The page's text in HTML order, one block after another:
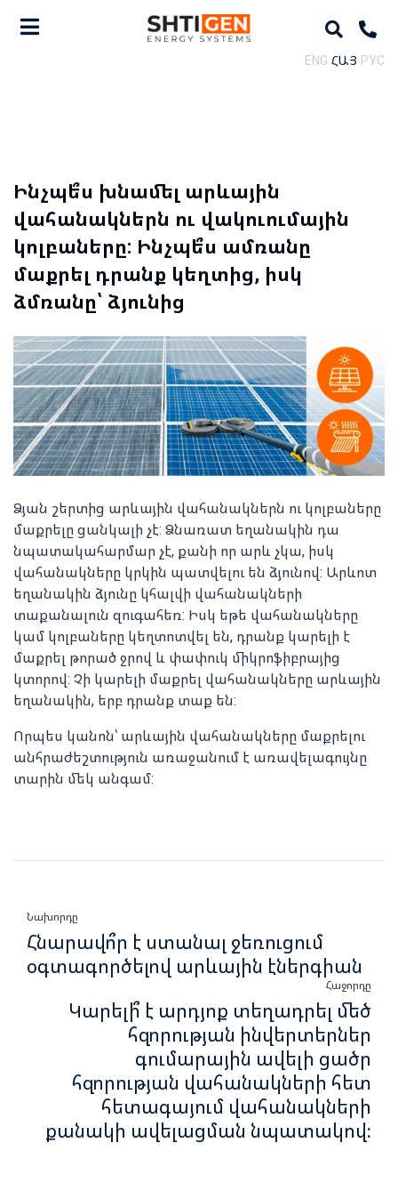
ENG ՀԱՅ РУС
Ինչպե՞ս խնամել արևային
վահանակներն ու վակուումային
կոլբաները: Ինչպե՞ս ամռանը
մաքրել դրանք կեղտից, իսկ
ձմռանը՝ ձյունից
Ձյան շերտից արևային վահանակներն ու կոլբաները
մաքրելը ցանկալի չէ: Ձնառատ եղանակին դա
նպատակահարմար չէ, քանի որ արև չկա, իսկ
վահանակները կրկին պատվելու են ձյունով: Արևոտ
եղանակին ձյունը կհալվի վահանակների
տաքանալուն զուգահեռ: Իսկ եթե վահանակները
կամ կոլբաները կեղտոտվել են, դրանք կարելի է
մաքրել թորած ջրով և փափուկ միկրոֆիբրայից
կտորով: Չի կարելի մաքրել վահանակները արևային
եղանակին, երբ դրանք տաք են:
Որպես կանոն՝ արևային վահանակները մաքրելու
անհրաժեշտություն առաջանում է առավելագույնը
տարին մեկ անգամ:
Նախորդը
Հնարավո՞ր է ստանալ ջեռուցում
օգտագործելով արևային էներգիան
Հաջորդը
Կարելի՞ է արդյոք տեղադրել մեծ
հզորության ինվերտերներ
գումարային ավելի ցածր
հզորության վահանակների հետ
հետագայում վահանակների
քանակի ավելացման նպատակով: